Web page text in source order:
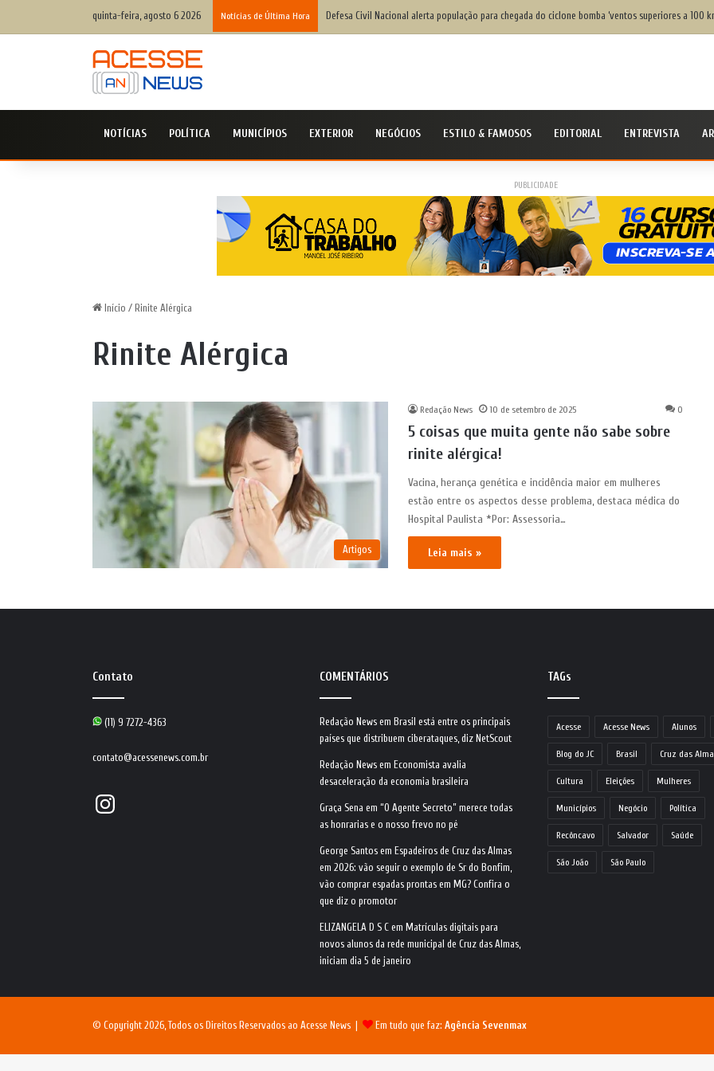
quinta-feira, agosto 6 2026 Notícias de Última Hora Defesa Civil Nacional alerta população para chegada do ciclone bomba ‘ventos superiores a 100
NOTÍCIAS POLÍTICA MUNICÍPIOS EXTERIOR NEGÓCIOS ESTILO & FAMOSOS EDITORIAL ENTREVISTA
PUBLICIDADE
Início / Rinite Alérgica
Rinite Alérgica
Artigos
Redação News 10 de setembro de 2025 0
5 coisas que muita gente não sabe sobre
rinite alérgica!
Vacina, herança genética e incidência maior em mulheres
estão entre os aspectos desse problema, destaca médica do
Hospital Paulista *Por: Assessoria…
Leia mais »
Contato
(11) 9 7272-4363
contato@acessenews.com.br
Instagram
COMENTÁRIOS
Redação News em Brasil está entre os principais
países que distribuem ciberataques, diz NetScout
Redação News em Economista avalia
desaceleração da economia brasileira
Graça Sena em“O Agente Secreto” merece todas
as honrarias e o nosso frevo no pé
George Santos em Espadeiros de Cruz das Almas
em 2026: vão seguir o exemplo de Sr do Bonfim,
vão comprar espadas prontas em MG? Confira o
que diz o promotor
ELIZANGELA D S C em Matrículas digitais para
novos alunos da rede municipal de Cruz das Almas,
iniciam dia 5 de janeiro
TAGs
Acesse Acesse News Alunos
Blog do JC Brasil Cruz das
Cultura Eleições Mulheres
Municípios Negócio Política
Recôncavo Salvador Saúde
São João São Paulo
© Copyright 2026, Todos os Direitos Reservados ao Acesse News | Em tudo que faz: Agência Sevenmax